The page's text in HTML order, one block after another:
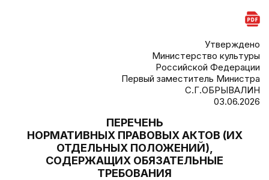
Утверждено
Министерство культуры
Российской Федерации
Первый заместитель Министра
С.Г.ОБРЫВАЛИН
03.06.2026
ПЕРЕЧЕНЬ
НОРМАТИВНЫХ ПРАВОВЫХ АКТОВ (ИХ
ОТДЕЛЬНЫХ ПОЛОЖЕНИЙ),
СОДЕРЖАЩИХ ОБЯЗАТЕЛЬНЫЕ
ТРЕБОВАНИЯ